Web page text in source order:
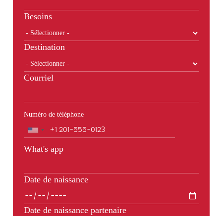
Besoins
Destination
Courriel
Numéro de téléphone
Téléphone
What's app
Date de naissance
Date de naissance partenaire